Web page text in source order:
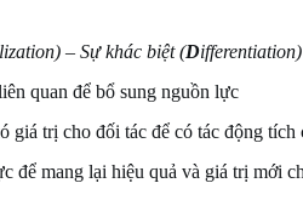
– Sự khác biệt (D
quan để bổ sung nguồn lực
giá trị cho đối tác để có tác động tích
để mang lại hiệu quả và giá trị mới